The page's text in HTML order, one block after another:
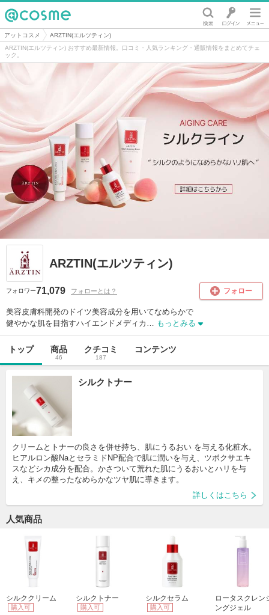
@cosme
アットコスメ
ARZTIN(エルツティン)
ARZTIN(エルツティン) おすすめ最新情報。口コミ・人気ランキング・通販情報をまとめてチェ
ック。
ARZTIN(エルツティン)
フォロワー71,079 フォローとは？ フォロー
美容皮膚科開発のドイツ美容成分を用いてなめらかで
健やかな肌を目指すハイエンドメディカ… もっとみる
トップ 商品
46
クチコミ
187
コンテンツ
シルクトナー
クリームとトナーの良さを併せ持ち、肌にうるおい を与える化粧水。
ヒアルロン酸NaとセラミドNP配合で肌に潤いを与え、ツボクサエキ
スなどシカ成分を配合。かさついて荒れた肌にうるおいとハリを与
え、キメの整ったなめらかなツヤ肌に導きます。
詳しくはこちら
人気商品
シルククリーム
購入可
シルクトナー
購入可
シルクセラム
購入可
ロータスクレン
ングジェル